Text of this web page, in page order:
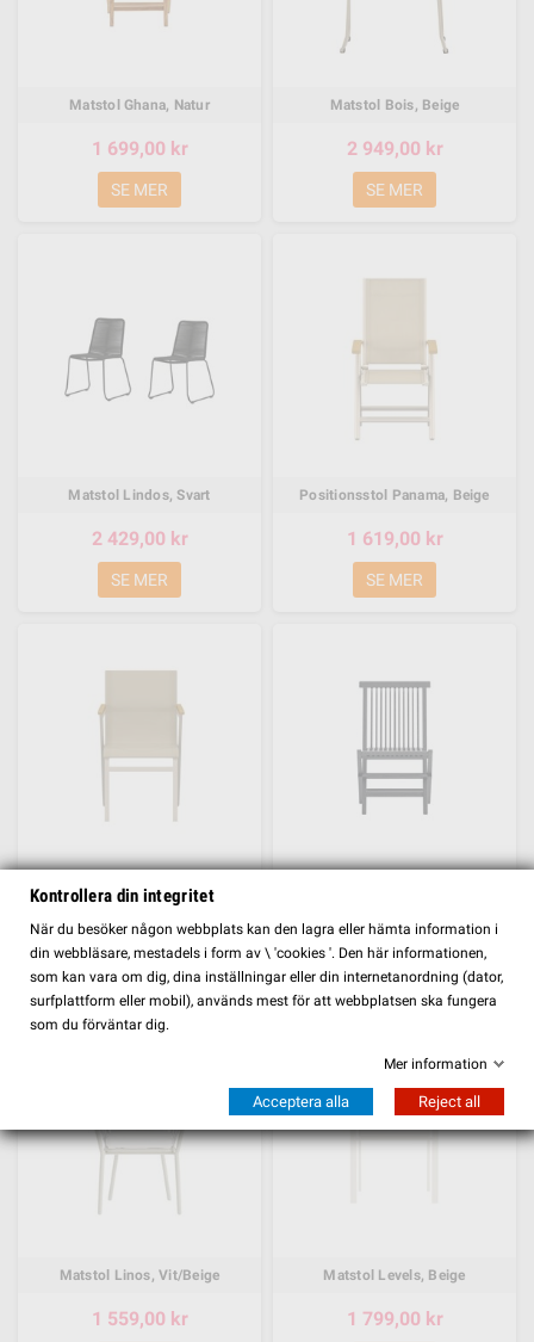
Matstol Ghana, Natur
1 699,00 kr
SE MER
Matstol Bois, Beige
2 949,00 kr
SE MER
Matstol Lindos, Svart
2 429,00 kr
SE MER
Positionsstol Panama, Beige
1 619,00 kr
SE MER
Matstol Mexico, Beige
2 035,00 kr
SE MER
1 045,00 kr
SE MER
Matstol Linos, Vit/Beige
1 559,00 kr
Matstol Levels, Beige
1 799,00 kr
Kontrollera din integritet
När du besöker någon webbplats kan den lagra eller hämta information i
din webbläsare, mestadels i form av \ 'cookies '. Den här informationen,
som kan vara om dig, dina inställningar eller din internetanordning (dator,
surfplattform eller mobil), används mest för att webbplatsen ska fungera
som du förväntar dig.
Mer information
Acceptera alla Reject all